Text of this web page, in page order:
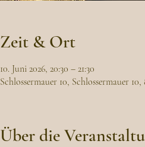
Zeit & Ort
10. Juni 2026, 20:30 – 21:30
Schlossermauer 10, Schlossermauer
Über die